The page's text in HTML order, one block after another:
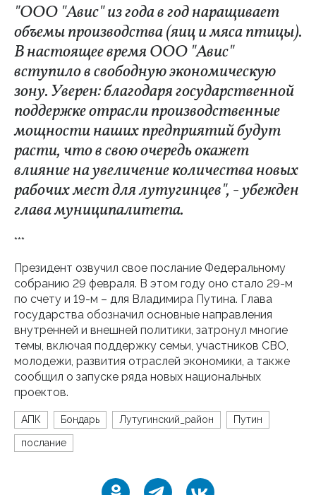
"ООО "Авис" из года в год наращивает
объемы производства (яиц и мяса птицы).
В настоящее время ООО "Авис"
вступило в свободную экономическую
зону. Уверен: благодаря государственной
поддержке отрасли производственные
мощности наших предприятий будут
расти, что в свою очередь окажет
влияние на увеличение количества новых
рабочих мест для лутугинцев", - убежден
глава муниципалитета.
***
Президент озвучил свое послание Федеральному
собранию 29 февраля. В этом году оно стало 29-м
по счету и 19-м – для Владимира Путина. Глава
государства обозначил основные направления
внутренней и внешней политики, затронул многие
темы, включая поддержку семьи, участников СВО,
молодежи, развития отраслей экономики, а также
сообщил о запуске ряда новых национальных
проектов.
АПК Бондарь Лутугинский_район Путин
послание